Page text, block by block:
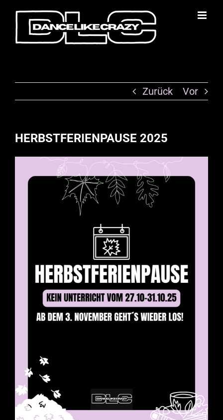
Inhalt
springen
Zurück Vor
HERBSTFERIENPAUSE 2025